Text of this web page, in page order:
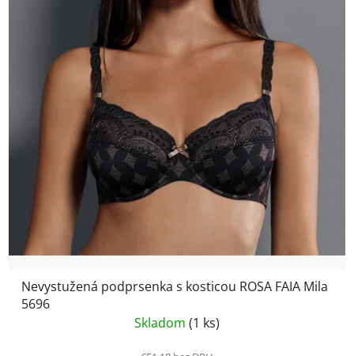
Nevystužená podprsenka s kosticou ROSA FAIA Mila
5696
Skladom (1 ks)